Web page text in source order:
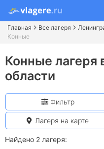
Главная Все лагеря
Конные
Конные лагеря
области
Найдено 2 лагеря:
Фильтр
Лагеря на карте